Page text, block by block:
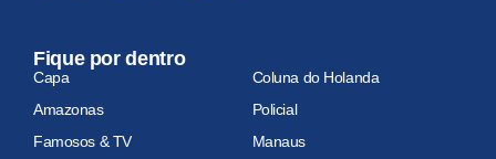
Fique por dentro
Capa
Coluna do Holanda
Amazonas
Policial
Famosos & TV
Manaus